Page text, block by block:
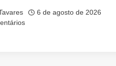
6 de agosto de 2026